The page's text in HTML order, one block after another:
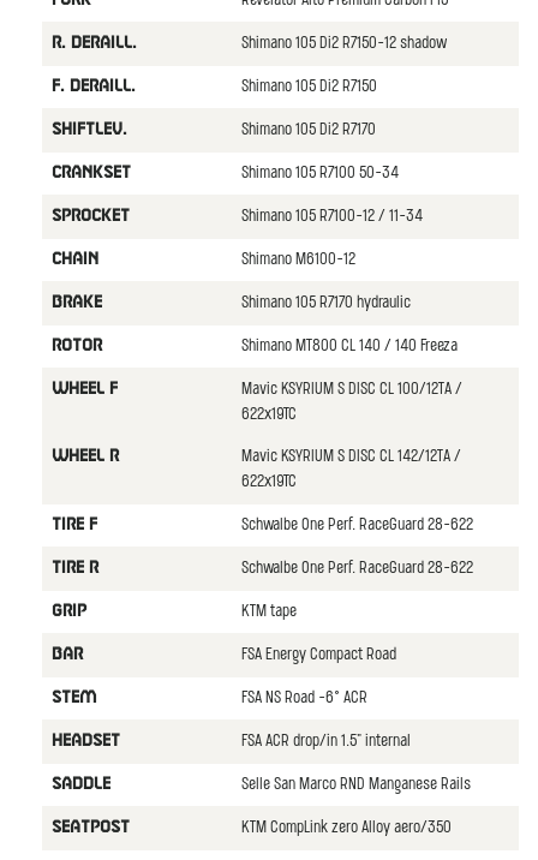
R. DERAILL. Shimano 105 Di2 R7150-12 shadow
F. DERAILL. Shimano 105 Di2 R7150
SHIFTLEV. Shimano 105 Di2 R7170
CRANKSET Shimano 105 R7100 50-34
SPROCKET Shimano 105 R7100-12 / 11-34
CHAIN Shimano M6100-12
BRAKE Shimano 105 R7170 hydraulic
ROTOR Shimano MT800 CL 140 / 140 Freeza
WHEEL F
Mavic KSYRIUM S DISC CL 100/12TA /
622x19TC
WHEEL R
Mavic KSYRIUM S DISC CL 142/12TA /
622x19TC
TIRE F Schwalbe One Perf. RaceGuard 28-622
TIRE R Schwalbe One Perf. RaceGuard 28-622
GRIP KTM tape
BAR FSA Energy Compact Road
STEM FSA NS Road -6° ACR
HEADSET FSA ACR drop/in 1.5" internal
SADDLE Selle San Marco RND Manganese Rails
SEATPOST KTM CompLink zero Alloy aero/350